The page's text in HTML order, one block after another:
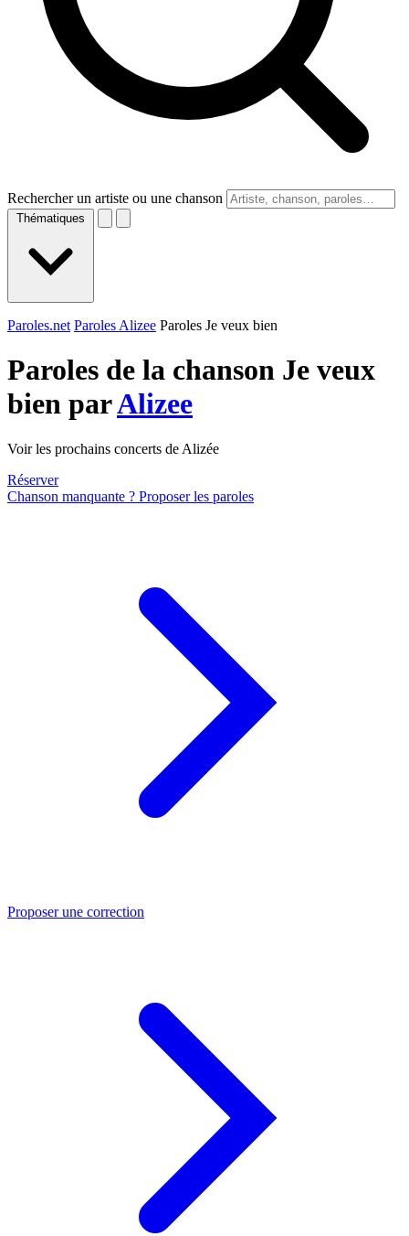
Rechercher un artiste ou une chanson
Thématiques
Paroles.net Paroles Alizee Paroles Je veux bien
Paroles de la chanson Je veux
bien parAlizee
Voir les prochains concerts de Alizée
Réserver
Chanson manquante ? Proposer les paroles
Proposer une correction